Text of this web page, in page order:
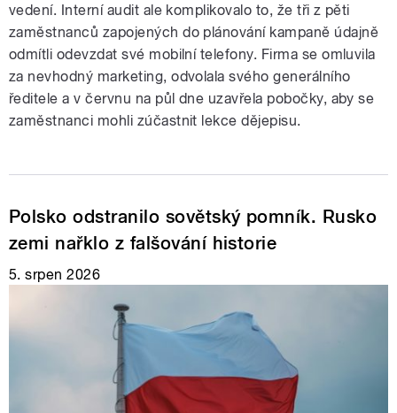
vedení. Interní audit ale komplikovalo to, že tři z pěti
zaměstnanců zapojených do plánování kampaně údajně
odmítli odevzdat své mobilní telefony. Firma se omluvila
za nevhodný marketing, odvolala svého generálního
ředitele a v červnu na půl dne uzavřela pobočky, aby se
zaměstnanci mohli zúčastnit lekce dějepisu.
Polsko odstranilo sovětský pomník. Rusko
zemi nařklo z falšování historie
5. srpen 2026